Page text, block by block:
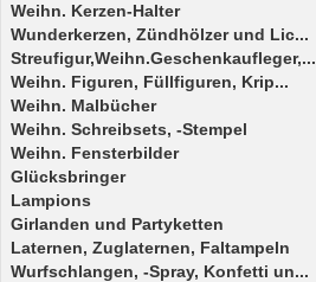
Weihn. Kerzen-Halter
Wunderkerzen, Zündhölzer und Lic...
Streufigur,Weihn.Geschenkaufleger,...
Weihn. Figuren, Füllfiguren, Krip...
Weihn. Malbücher
Weihn. Schreibsets, -Stempel
Weihn. Fensterbilder
Glücksbringer
Lampions
Girlanden und Partyketten
Laternen, Zuglaternen, Faltampeln
Wurfschlangen, -Spray, Konfetti un...